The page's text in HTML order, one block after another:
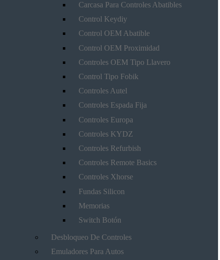
Carcasa Para Controles Abatibles
Control Keydiy
Control OEM Abatible
Control OEM Proximidad
Controles OEM Tipo Llavero
Control Tipo Fobik
Controles Autel
Controles Espada Fija
Controles Europa
Controles KYDZ
Controles Refurbish
Controles Remote Basics
Controles Xhorse
Fundas Silicon
Memorias
Switch Botón
Desbloqueo De Controles
Emuladores Para Autos